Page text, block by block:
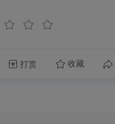
打赏 收藏